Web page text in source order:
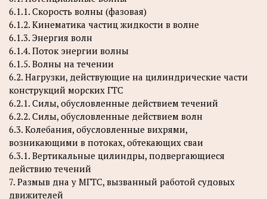
6.1.1. Скорость волны (фазовая)
6.1.2. Кинематика частиц жидкости в волне
6.1.3. Энергия волн
6.1.4. Поток энергии волны
6.1.5. Волны на течении
6.2. Нагрузки, действующие на цилиндрические части
конструкций морских ГТС
6.2.1. Силы, обусловленные действием течений
6.2.2. Силы, обусловленные действием волн
6.3. Колебания, обусловленные вихрями,
возникающими в потоках, обтекающих сваи
6.3.1. Вертикальные цилиндры, подвергающиеся
действию течений
7. Размыв дна у МГТС, вызванный работой судовых
движителей